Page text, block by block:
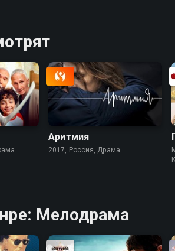
Аритмия
2017, Россия, Драма
Мелодрама